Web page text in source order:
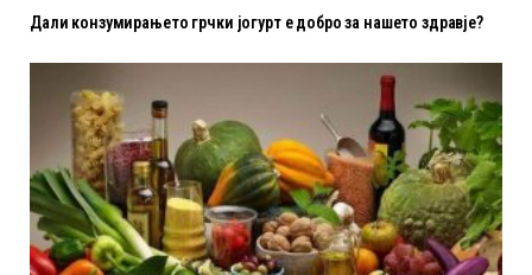
Дали конзумирањето грчки јогурт е добро за нашето здравје?